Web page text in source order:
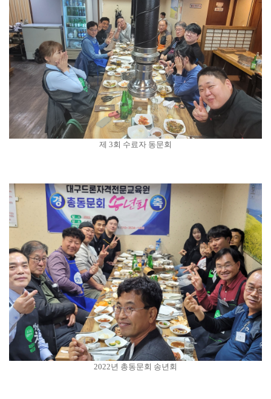
제 3회 수료자 동문회
2022년 총동문회 송년회